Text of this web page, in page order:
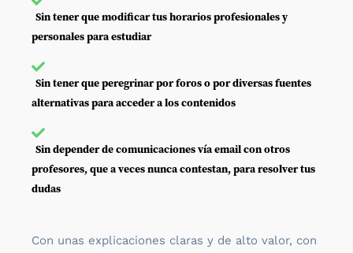
Sin tener que modificar tus horarios profesionales y
personales para estudiar
Sin tener que peregrinar por foros o por diversas fuentes
alternativas para acceder a los contenidos
Sin depender de comunicaciones vía email con otros
profesores, que a veces nunca contestan, para resolver tus
dudas
Con unas explicaciones claras y de alto valor, con